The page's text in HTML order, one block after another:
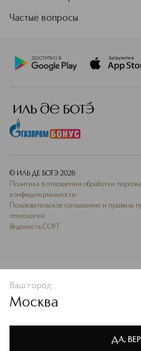
Политике конфиденциальности
В КОРЗИНУ
Частые вопросы
© ИЛЬ ДЕ БОТЭ 2026
Политика в отношении обработки
конфиденциальности
Пользовательское соглашение и
технологий
Ведомость СОУТ
Ваш город
Москва
ДА,